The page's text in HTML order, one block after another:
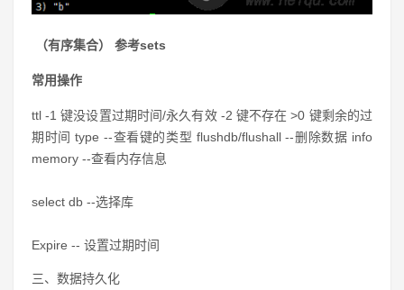
（有序集合） 参考sets
常用操作
ttl-1 键没设置过期时间/永久有效 -2 键不存在>0 键剩余的过
期时间 type --查看键的类型 flushdb/flushall --删除数据 info
memory --查看内存信息
select db --选择库
Expire -- 设置过期时间
三、数据持久化